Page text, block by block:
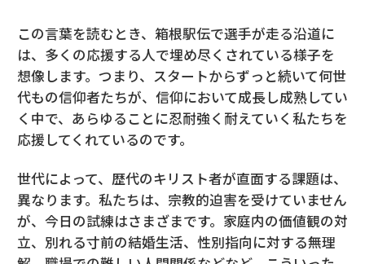
この言葉を読むとき、箱根駅伝で選手が走る沿道に
は、多くの応援する人で埋め尽くされている様子を
想像します。つまり、スタートからずっと続いて何世
代もの信仰者たちが、信仰において成長し成熟してい
く中で、あらゆることに忍耐強く耐えていく私たちを
応援してくれているのです。
世代によって、歴代のキリスト者が直面する課題は、
異なります。私たちは、宗教的迫害を受けていません
が、今日の試練はさまざまです。家庭内の価値観の対
立、別れる寸前の結婚生活、性別指向に対する無理